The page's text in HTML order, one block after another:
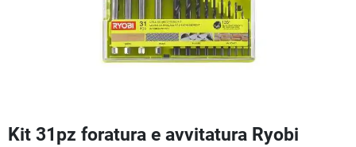
Kit 31pz foratura e avvitatura Ryobi